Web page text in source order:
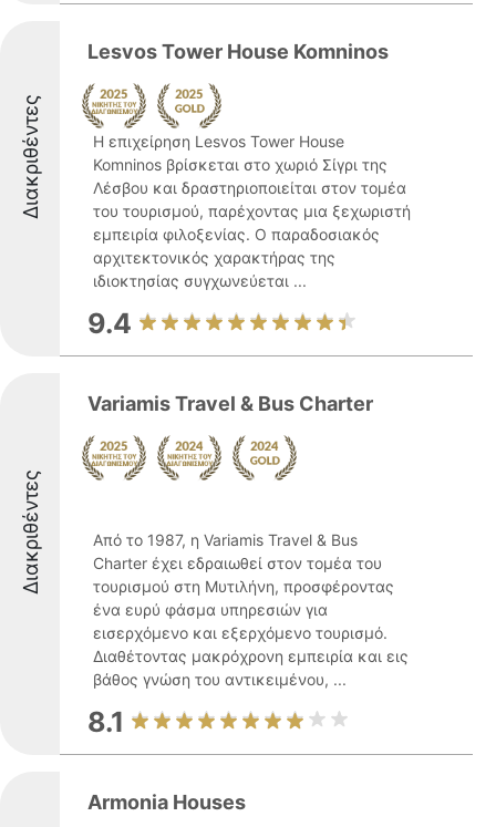
Διακριθέντες
Lesvos Tower House Komninos
Η επιχείρηση Lesvos Tower House
Komninos βρίσκεται στο χωριό Σίγρι της
Λέσβου και δραστηριοποιείται στον τομέα
του τουρισμού, παρέχοντας μια ξεχωριστή
εμπειρία φιλοξενίας. Ο παραδοσιακός
αρχιτεκτονικός χαρακτήρας της
ιδιοκτησίας συγχωνεύεται ...
9.4
Διακριθέντες
Variamis Travel & Bus Charter
Από το 1987, η Variamis Travel & Bus
Charter έχει εδραιωθεί στον τομέα του
τουρισμού στη Μυτιλήνη, προσφέροντας
ένα ευρύ φάσμα υπηρεσιών για
εισερχόμενο και εξερχόμενο τουρισμό.
Διαθέτοντας μακρόχρονη εμπειρία και εις
βάθος γνώση του αντικειμένου, ...
8.1
Armonia Houses